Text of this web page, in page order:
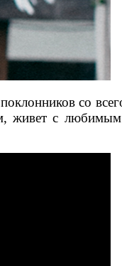
со
живет с